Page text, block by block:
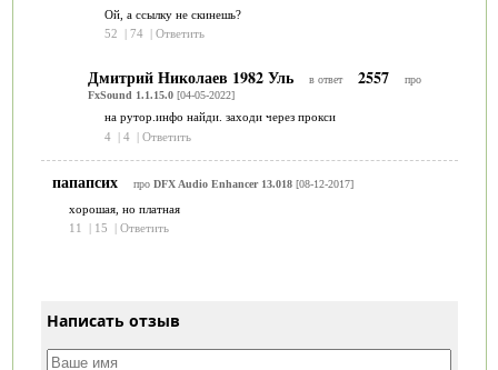
Ой, а ссылку не скинешь?
52
| 74 | Ответить
Дмитрий Николаев 1982 Уль в ответ 2557
про
FxSound 1.1.15.0[04-05-2022]
на рутор.инфо найди. заходи через прокси
4 | 4 | Ответить
папапсих про DFX Audio Enhancer 13.018[08-12-2017]
хорошая, но платная
11
| 15 | Ответить
Написать отзыв